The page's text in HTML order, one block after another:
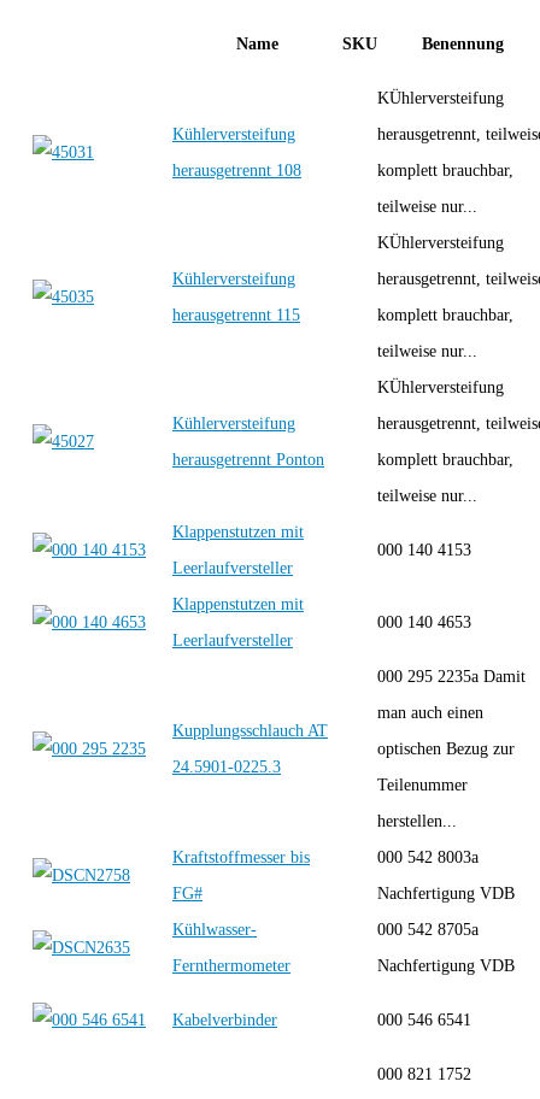
Name SKU Benennung
Kühlerversteifung
herausgetrennt 108
KÜhlerversteifung
herausgetrennt,
komplett brauchbar,
teilweise nur...
Kühlerversteifung
herausgetrennt 115
KÜhlerversteifung
herausgetrennt,
komplett brauchbar,
teilweise nur...
Kühlerversteifung
herausgetrennt Ponton
KÜhlerversteifung
herausgetrennt,
komplett brauchbar,
teilweise nur...
Klappenstutzen mit
Leerlaufversteller
000 140 4153
Klappenstutzen mit
Leerlaufversteller
000 140 4653
Kupplungsschlauch AT
24.5901-0225.3
000 295 2235a Damit
man auch einen
optischen Bezug zur
Teilenummer
herstellen...
Kraftstoffmesser bis
FG#
000 542 8003a
Nachfertigung VDB
Kühlwasser-
Fernthermometer
000 542 8705a
Nachfertigung VDB
Kabelverbinder 000 546 6541
000 821 1752